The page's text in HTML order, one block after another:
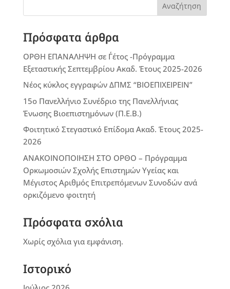
Αναζήτηση
Πρόσφατα άρθρα
ΟΡΘΗ ΕΠΑΝΑΛΗΨΗ σε Γ΄έτος -Πρόγραμμα
Εξεταστικής Σεπτεμβρίου Ακαδ. Έτους 2025-2026
Νέος κύκλος εγγραφών ΔΠΜΣ “ΒΙΟΕΠΙΧΕΙΡΕΙΝ”
15ο Πανελλήνιο Συνέδριο της Πανελλήνιας
Ένωσης Βιοεπιστημόνων (Π.Ε.Β.)
Φοιτητικό Στεγαστικό Επίδομα Ακαδ. Έτους 2025-
2026
ΑΝΑΚΟΙΝΟΠΟΙΗΣΗ ΣΤΟ ΟΡΘΟ – Πρόγραμμα
Ορκωμοσιών Σχολής Επιστημών Υγείας και
Μέγιστος Αριθμός Επιτρεπόμενων Συνοδών ανά
ορκιζόμενο φοιτητή
Πρόσφατα σχόλια
Χωρίς σχόλια για εμφάνιση.
Ιστορικό